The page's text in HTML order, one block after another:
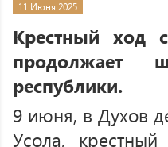
11 Июня 2025
Крестный ход
продолжает
республики.
9 июня, в Духов
Усола,